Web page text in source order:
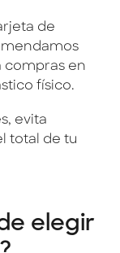
de
compras en
físico.
evita
total de tu
elegir